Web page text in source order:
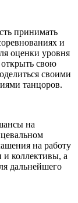
принимать
и
оценки уровня
свою
своими
танцоров.
на
на работу
коллективы, а
дальнейшего